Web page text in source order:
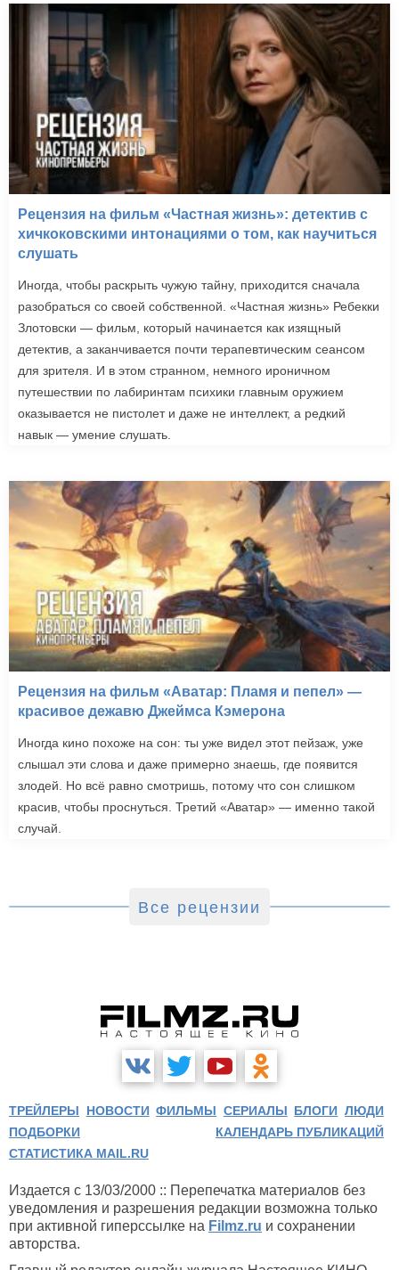
Рецензия на фильм «Частная жизнь»: детектив с
хичкоковскими интонациями о том, как научиться
слушать
Иногда, чтобы раскрыть чужую тайну, приходится сначала
разобраться со своей собственной. «Частная жизнь» Ребекки
Злотовски — фильм, который начинается как изящный
детектив, а заканчивается почти терапевтическим сеансом
для зрителя. И в этом странном, немного ироничном
путешествии по лабиринтам психики главным оружием
оказывается не пистолет и даже не интеллект, а редкий
навык — умение слушать.
Рецензия на фильм «Аватар: Пламя и пепел» —
красивое дежавю Джеймса Кэмерона
Иногда кино похоже на сон: ты уже видел этот пейзаж, уже
слышал эти слова и даже примерно знаешь, где появится
злодей. Но всё равно смотришь, потому что сон слишком
красив, чтобы проснуться. Третий «Аватар» — именно такой
случай.
Все рецензии
ТРЕЙЛЕРЫ НОВОСТИ ФИЛЬМЫ СЕРИАЛЫ БЛОГИ ЛЮДИ
ПОДБОРКИ
КАЛЕНДАРЬ ПУБЛИКАЦИЙ
СТАТИСТИКА MAIL.RU
Издается с 13/03/2000 :: Перепечатка материалов без
уведомления и разрешения редакции возможна только
при активной гиперссылке на Filmz.ru и сохранении
авторства.